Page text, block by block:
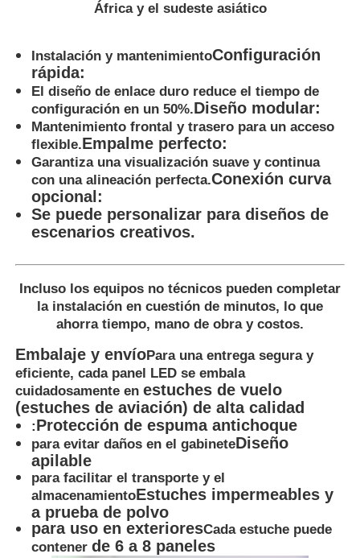
África y el sudeste asiático
Instalación y mantenimientoConfiguración
rápida:
El diseño de enlace duro reduce el tiempo de
configuración en un 50%.Diseño modular:
Mantenimiento frontal y trasero para un acceso
flexible.Empalme perfecto:
Garantiza una visualización suave y continua
con una alineación perfecta.Conexión curva
opcional:
Se puede personalizar para diseños de
escenarios creativos.
Incluso los equipos no técnicos pueden completar
la instalación en cuestión de minutos, lo que
ahorra tiempo, mano de obra y costos.
Embalaje y envíoPara una entrega segura y
eficiente, cada panel LED se embala
cuidadosamente enestuches de vuelo
(estuches de aviación) de alta calidad
:Protección de espuma antichoque
para evitar daños en el gabineteDiseño
apilable
para facilitar el transporte y el
almacenamientoEstuches impermeables y
a prueba de polvo
para uso en exterioresCada estuche puede
contenerde 6 a 8 paneles